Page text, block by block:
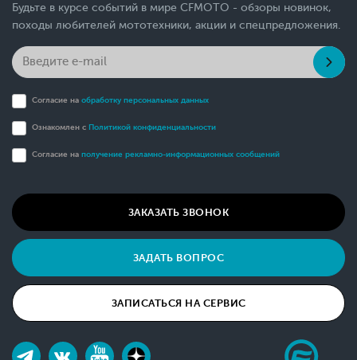
Будьте в курсе событий в мире CFMOTO - обзоры новинок,
походы любителей мототехники, акции и спецпредложения.
Согласие на обработку персональных данных
Ознакомлен с Политикой конфиденциальности
Согласие на получение рекламно-информационных сообщений
ЗАКАЗАТЬ ЗВОНОК
ЗАДАТЬ ВОПРОС
ЗАПИСАТЬСЯ НА СЕРВИС